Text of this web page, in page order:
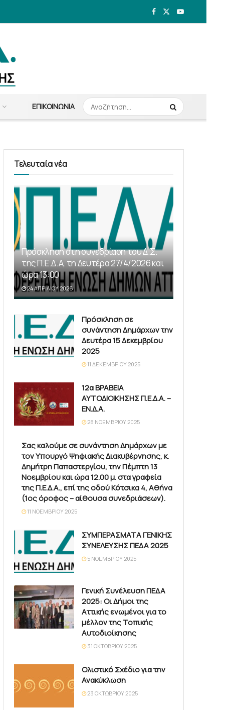
ΕΠΙΚΟΙΝΩΝΊΑ
Τελευταία νέα
Πρόσκληση στη συνεδρίαση του Δ.Σ.
της Π.Ε.Δ.Α, τη Δευτέρα 27/4/2026 και
ώρα 13:00
24 ΑΠΡΙΛΊΟΥ 2026
Πρόσκληση σε
συνάντηση Δημάρχων την
Δευτέρα 15 Δεκεμβρίου
2025
11 ΔΕΚΕΜΒΡΊΟΥ 2025
12α ΒΡΑΒΕΙΑ
ΑΥΤΟΔΙΟΙΚΗΣΗΣ Π.Ε.Δ.Α. –
ΕΝ.Δ.Α.
28 ΝΟΕΜΒΡΊΟΥ 2025
Σας καλούμε σε συνάντηση Δημάρχων με
τον Υπουργό Ψηφιακής Διακυβέρνησης, κ.
Δημήτρη Παπαστεργίου, την Πέμπτη 13
Νοεμβρίου και ώρα 12.00 μ. στα γραφεία
της Π.Ε.Δ.Α., επί της οδού Κότσικα 4, Αθήνα
(1ος όροφος – αίθουσα συνεδριάσεων).
11 ΝΟΕΜΒΡΊΟΥ 2025
ΣΥΜΠΕΡΑΣΜΑΤΑ ΓΕΝΙΚΗΣ
ΣΥΝΕΛΕΥΣΗΣ ΠΕΔΑ 2025
5 ΝΟΕΜΒΡΊΟΥ 2025
Γενική Συνέλευση ΠΕΔΑ
2025: Οι Δήμοι της
Αττικής ενωμένοι για το
μέλλον της Τοπικής
Αυτοδιοίκησης
31 ΟΚΤΩΒΡΊΟΥ 2025
Ολιστικό Σχέδιο για την
Ανακύκλωση
23 ΟΚΤΩΒΡΊΟΥ 2025